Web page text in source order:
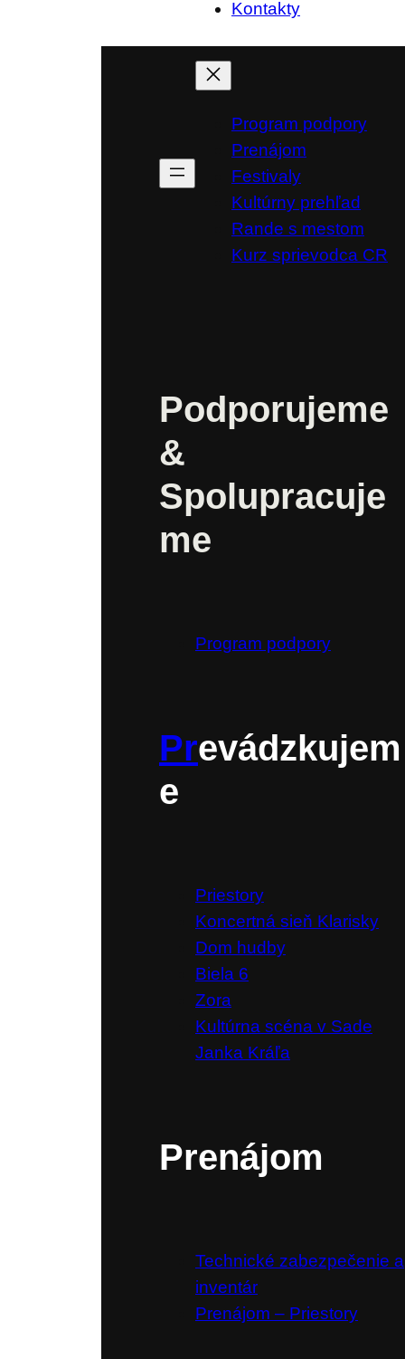
Kontakty
Program podpory
Prenájom
Festivaly
Kultúrny prehľad
Rande s mestom
Kurz sprievodca CR
Podporujeme
&
Spolupracuje
me
Program podpory
Prevádzkujem
e
Priestory
Koncertná sieň Klarisky
Dom hudby
Biela 6
Zora
Kultúrna scéna v Sade
Janka Kráľa
Prenájom
Technické zabezpečenie a
inventár
Prenájom – Priestory